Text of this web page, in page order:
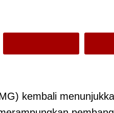
kembali